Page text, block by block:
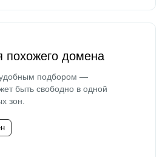
похожего домена
удобным подбором —
быть свободно в одной
зон.